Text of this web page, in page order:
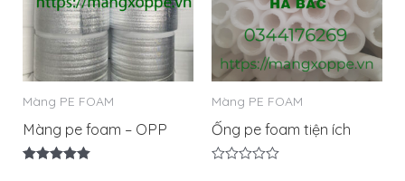
Màng PE FOAM
Màng pe foam – OPP
Màng PE FOAM
Ống pe foam tiện ích